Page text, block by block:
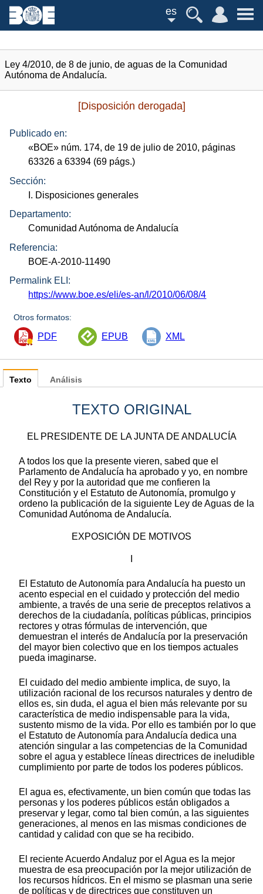
es
Ley 4/2010, de 8 de junio, de aguas de la Comunidad
Autónoma de Andalucía.
[Disposición derogada]
Publicado en:
«BOE» núm. 174, de 19 de julio de 2010, páginas
63326 a 63394 (69 págs.)
Sección:
I. Disposiciones generales
Departamento:
Comunidad Autónoma de Andalucía
Referencia:
BOE-A-2010-11490
Permalink ELI:
https://www.boe.es/eli/es-an/l/2010/06/08/4
Otros formatos:
PDF EPUB XML
Texto
TEXTO ORIGINAL
EL PRESIDENTE DE LA JUNTA DE ANDALUCÍA
A todos los que la presente vieren, sabed que el
Parlamento de Andalucía ha aprobado y yo, en nombre
del Rey y por la autoridad que me confieren la
Constitución y el Estatuto de Autonomía, promulgo y
ordeno la publicación de la siguiente Ley de Aguas de la
Comunidad Autónoma de Andalucía.
EXPOSICIÓN DE MOTIVOS
El Estatuto de Autonomía para Andalucía ha puesto un
acento especial en el cuidado y protección del medio
ambiente, a través de una serie de preceptos relativos a
derechos de la ciudadanía, políticas públicas, principios
rectores y otras fórmulas de intervención, que
demuestran el interés de Andalucía por la preservación
del mayor bien colectivo que en los tiempos actuales
pueda imaginarse.
El cuidado del medio ambiente implica, de suyo, la
utilización racional de los recursos naturales y dentro de
ellos es, sin duda, el agua el bien más relevante por su
característica de medio indispensable para la vida,
sustento mismo de la vida. Por ello es también por lo que
el Estatuto de Autonomía para Andalucía dedica una
atención singular a las competencias de la Comunidad
sobre el agua y establece líneas directrices de ineludible
cumplimiento por parte de todos los poderes públicos.
El agua es, efectivamente, un bien común que todas las
personas y los poderes públicos están obligados a
preservar y legar, como tal bien común, a las siguientes
generaciones, al menos en las mismas condiciones de
cantidad y calidad con que se ha recibido.
El reciente Acuerdo Andaluz por el Agua es la mejor
muestra de esa preocupación por la mejor utilización de
los recursos hídricos. En el mismo se plasman una serie
de políticas y de directrices que constituyen un
Análisis